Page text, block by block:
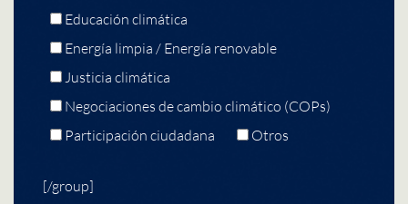
Educación climática
Energía limpia / Energía renovable
Justicia climática
Negociaciones de cambio climático (COPs)
Participación ciudadana
Otros
[/group]